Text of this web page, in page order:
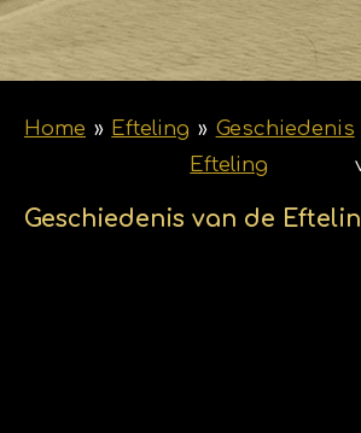
Home » Efteling » Geschiedenis
Efteling
Geschiedenis van de